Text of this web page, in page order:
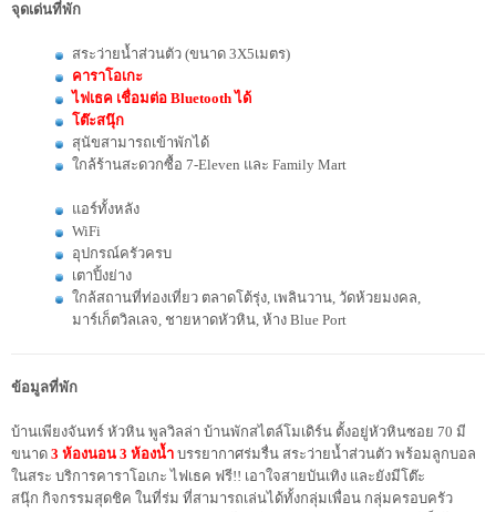
จุดเด่นที่พัก
สระว่ายน้ำส่วนตัว (ขนาด 3X5เมตร)
คาราโอเกะ
ไฟเธค เชื่อมต่อ Bluetooth ได้
โต๊ะสนุ๊ก
สุนัขสามารถเข้าพักได้
ใกล้ร้านสะดวกซื้อ 7-Eleven และ Family Mart
แอร์ทั้งหลัง
WiFi
อุปกรณ์ครัวครบ
เตาปิ้งย่าง
ใกล้สถานที่ท่องเที่ยว ตลาดโต้รุ่ง, เพลินวาน, วัดห้วยมงคล,
มาร์เก็ตวิลเลจ, ชายหาดหัวหิน, ห้าง Blue Port
ข้อมูลที่พัก
บ้านเพียงจันทร์ หัวหิน พูลวิลล่า บ้านพักสไตล์โมเดิร์น ตั้งอยู่หัวหินซอย 70 มี
ขนาด 3 ห้องนอน 3 ห้องน้ำ บรรยากาศร่มรื่น สระว่ายน้ำส่วนตัว พร้อมลูกบอล
ในสระ บริการคาราโอเกะ ไฟเธค ฟรี!! เอาใจสายบันเทิง และยังมีโต๊ะ
สนุ๊ก กิจกรรมสุดชิค ในที่ร่ม ที่สามารถเล่นได้ทั้งกลุ่มเพื่อน กลุ่มครอบครัว